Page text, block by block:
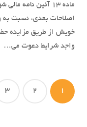
اصلاحات بعدی، نسبت به
خویش از طریق مزایده
واجد شرایط دعوت می…
1
2
3